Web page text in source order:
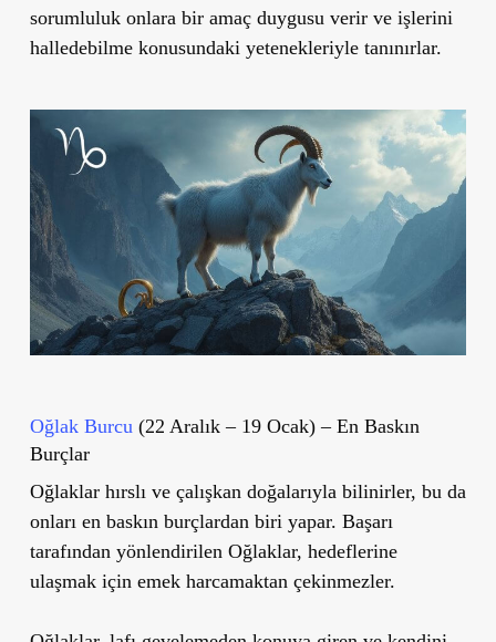
sorumluluk onlara bir amaç duygusu verir ve işlerini
halledebilme konusundaki yetenekleriyle tanınırlar.
Oğlak Burcu (22 Aralık – 19 Ocak) – En Baskın
Burçlar
Oğlaklar hırslı ve çalışkan doğalarıyla bilinirler, bu da
onları en baskın burçlardan biri yapar. Başarı
tarafından yönlendirilen Oğlaklar, hedeflerine
ulaşmak için emek harcamaktan çekinmezler.